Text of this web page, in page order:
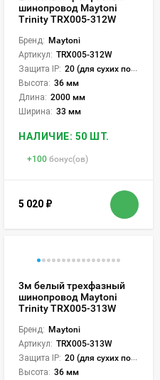
шинопровод Maytoni
Trinity TRX005-312W
Бренд: Maytoni
Артикул: TRX005-312W
Защита IP: 20 (для сухих пом.)
Высота: 36 мм
Длина: 2000 мм
Ширина: 33 мм
НАЛИЧИЕ: 50 ШТ.
+100 бонус(ов)
5 020 ₽
3м белый трехфазный
шинопровод Maytoni
Trinity TRX005-313W
Бренд: Maytoni
Артикул: TRX005-313W
Защита IP: 20 (для сухих пом.)
Высота: 36 мм